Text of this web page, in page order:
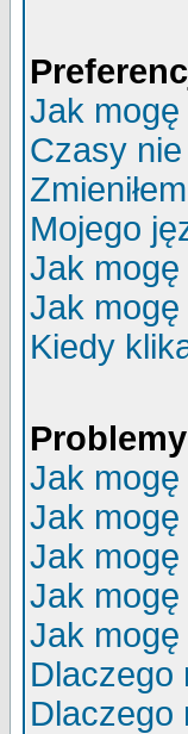
Jak
Czasy nie
Mojego
Jak
Jak
Kiedy
Jak
Jak
Jak
Jak
Jak
Dlaczego
Dlaczego